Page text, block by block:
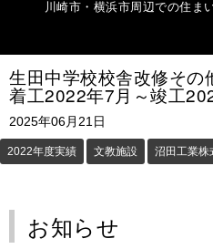
川崎市・横浜市周辺での住ま
生田中学校校舎改修その
着工2022年7月～竣工
2025年06月21日
2022年度実績 文教施設 沼田工業株
お知らせ